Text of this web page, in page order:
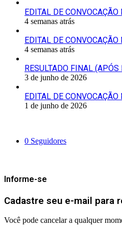
EDITAL DE
4 semanas atrás
EDITAL DE
4 semanas atrás
RESULTADO FINAL
3 de junho de 2026
EDITAL DE
1 de junho de 2026
0 Seguidores
Informe-se
Cadastre seu e-mail para
Você pode cancelar a qualquer